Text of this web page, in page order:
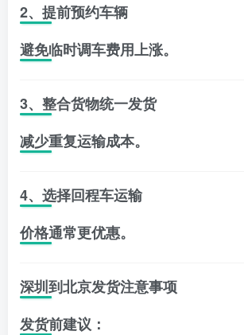
2、提前预约车辆
避免临时调车费用上涨。
3、整合货物统一发货
减少重复运输成本。
4、选择回程车运输
价格通常更优惠。
深圳到北京发货注意事项
发货前建议：